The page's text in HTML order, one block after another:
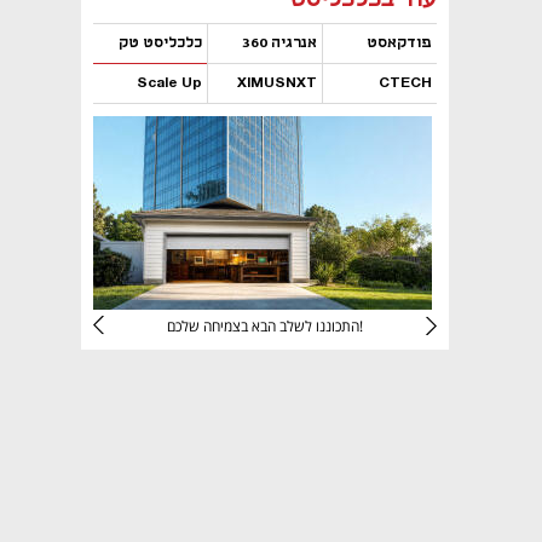
פודקאסט אנרגיה 360 כלכליסט טק
CTECH
XIMUSNXT
Scale Up
נפתח בכרטיסייה חדשה
התכוננו לשלב הבא בצמיחה שלכם!
נפתח בכרטיסייה חדשה